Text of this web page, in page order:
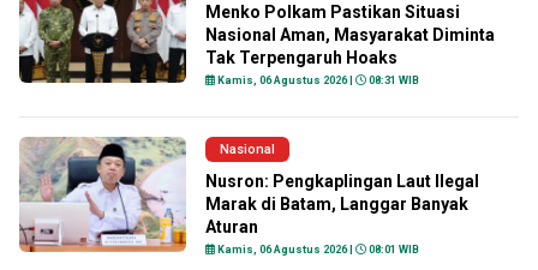
Menko Polkam Pastikan Situasi
Nasional Aman, Masyarakat Diminta
Tak Terpengaruh Hoaks
Kamis, 06 Agustus 2026 | 08:31 WIB
Nasional
Nusron: Pengkaplingan Laut Ilegal
Marak di Batam, Langgar Banyak
Aturan
Kamis, 06 Agustus 2026 | 08:01 WIB